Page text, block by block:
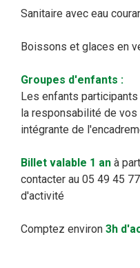
Sanitaire avec eau
Boissons et glaces en
Groupes d'enfants :
Les enfants
la responsabilité de vos
intégrante de
Billet valable 1 an à
contacter au 05 49 45
d'activité
Comptez environ 3h